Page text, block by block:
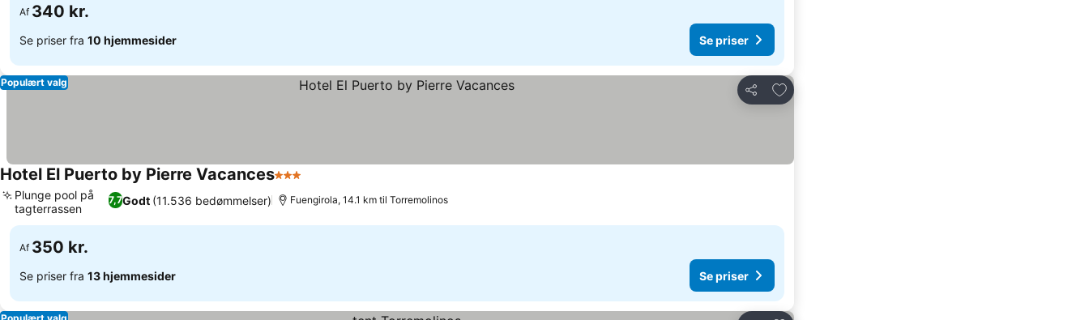
Af 340 kr.
Se priser fra 10 hjemmesider Se priser
Del
Føj til favoritter
Populært valg
Hotel El Puerto by Pierre Vacances3 Stjerner
7,7Godt (11.536 bedømmelser)
Plunge pool på
tagterrassen
Fuengirola, 14.1 km til Torremolinos
Af 350 kr.
Se priser fra 13 hjemmesider Se priser